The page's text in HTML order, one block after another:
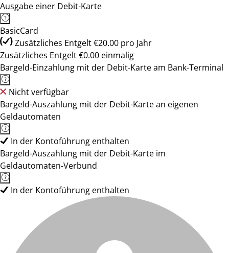
Ausgabe einer Debit-Karte
BasicCard
Zusätzliches Entgelt €20.00 pro Jahr
Zusätzliches Entgelt €0.00 einmalig
Bargeld-Einzahlung mit der Debit-Karte am Bank-Terminal
Nicht verfügbar
Bargeld-Auszahlung mit der Debit-Karte an eigenen
Geldautomaten
In der Kontoführung enthalten
Bargeld-Auszahlung mit der Debit-Karte im
Geldautomaten-Verbund
In der Kontoführung enthalten